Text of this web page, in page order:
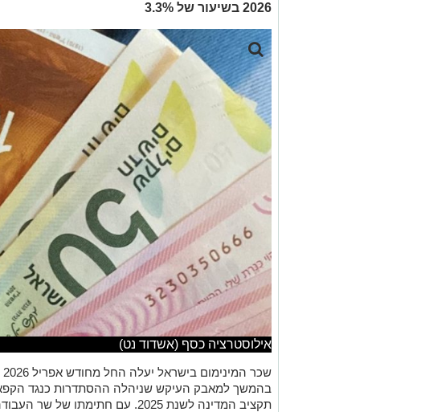
2026 בשיעור של 3.3%
אילוסטרציה כסף (אשדוד נט)
שכר המינימום בישראל יעלה החל מחודש אפריל 2026 בשיעור של
בהמשך למאבק העיקש שניהלה ההסתדרות כנגד
תקציב המדינה לשנת 2025. עם חתימתו